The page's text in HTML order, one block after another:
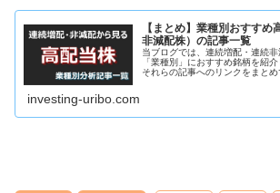
【まとめ】業種別おすすめ
非減配株）の記事一覧
当ブログでは、連続増配・連続
「業種別」におすすめ銘柄を紹
それらの記事へのリンクをまとめ
investing-uribo.com